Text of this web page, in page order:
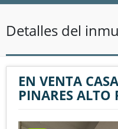
Detalles del
EN VENTA
PINARES ALTO